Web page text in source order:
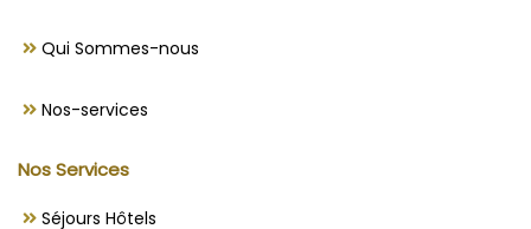
Qui Sommes-nous
Nos-services
Nos Services
Séjours Hôtels